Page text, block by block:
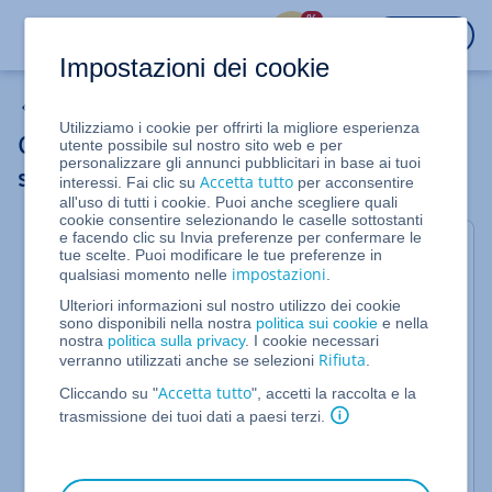
%
Casella di posta elettronica: breve
spiegazione
Una casella di posta elettronica viene anche
chiamata account di posta elettronica o account e-
l'utente ha inviato e ricevuto sul proprioindirizzo e-
mail
A ogni casella di posta elettronica è associato un
Per accedere a una casella di posta elettronica sono
necessari un indirizzo e-mail e un client e-mail
Impostazioni dei cookie
Utilizziamo i cookie per offrirti la migliore esperienza
utente possibile sul nostro sito web e per
personalizzare gli annunci pubblicitari in base ai tuoi
interessi. Fai clic suAccetta tutto per acconsentire
all'uso di tutti i cookie. Puoi anche scegliere quali
cookie consentire selezionando le caselle sottostanti
e facendo clic su Invia preferenze per confermare le
tue scelte. Puoi modificare le tue preferenze in
qualsiasi momento nelle impostazioni
Ulteriori informazioni sul nostro utilizzo dei cookie
sono disponibili nella nostra politica sui cookie e nella
nostra politica sulla privacy. I cookie necessari
verranno utilizzati anche se selezioni Rifiuta
Cliccando su "Accetta tutto", accetti la raccolta e la
trasmissione dei tuoi dati a paesi terzi.